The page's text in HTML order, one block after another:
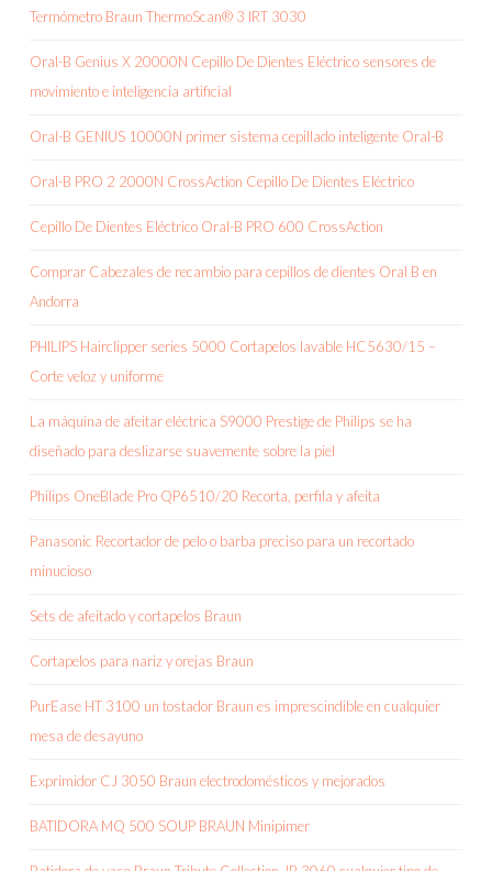
Termómetro Braun ThermoScan® 3 IRT 3030
Oral-B Genius X 20000N Cepillo De Dientes Eléctrico sensores de
movimiento e inteligencia artificial
Oral-B GENIUS 10000N primer sistema cepillado inteligente Oral-B
Oral-B PRO 2 2000N CrossAction Cepillo De Dientes Eléctrico
Cepillo De Dientes Eléctrico Oral-B PRO 600 CrossAction
Comprar Cabezales de recambio para cepillos de dientes Oral B en
Andorra
PHILIPS Hairclipper series 5000 Cortapelos lavable HC5630/15 –
Corte veloz y uniforme
La máquina de afeitar eléctrica S9000 Prestige de Philips se ha
diseñado para deslizarse suavemente sobre la piel
Philips OneBlade Pro QP6510/20 Recorta, perfila y afeita
Panasonic Recortador de pelo o barba preciso para un recortado
minucioso
Sets de afeitado y cortapelos Braun
Cortapelos para nariz y orejas Braun
PurEase HT 3100 un tostador Braun es imprescindible en cualquier
mesa de desayuno
Exprimidor CJ 3050 Braun electrodomésticos y mejorados
BATIDORA MQ 500 SOUP BRAUN Minipimer